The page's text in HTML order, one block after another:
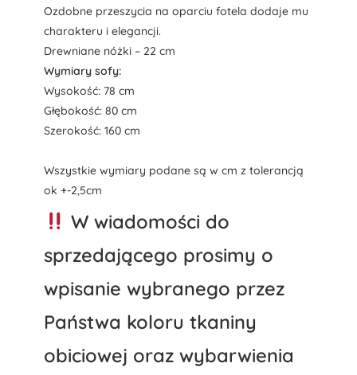
Ozdobne przeszycia na oparciu fotela dodaje mu
charakteru i elegancji.
Drewniane nóżki – 22 cm
Wymiary sofy:
Wysokość: 78 cm
Głębokość: 80 cm
Szerokość: 160 cm
Wszystkie wymiary podane są w cm z tolerancją
ok +-2,5cm
W wiadomości do
sprzedającego prosimy o
wpisanie wybranego przez
Państwa koloru tkaniny
obiciowej oraz wybarwienia